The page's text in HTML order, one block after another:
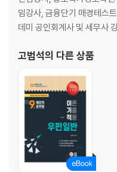
임강사, 금융단기 매경테스
데미 공인회계사 및 세무사
고범석의 다른 상품